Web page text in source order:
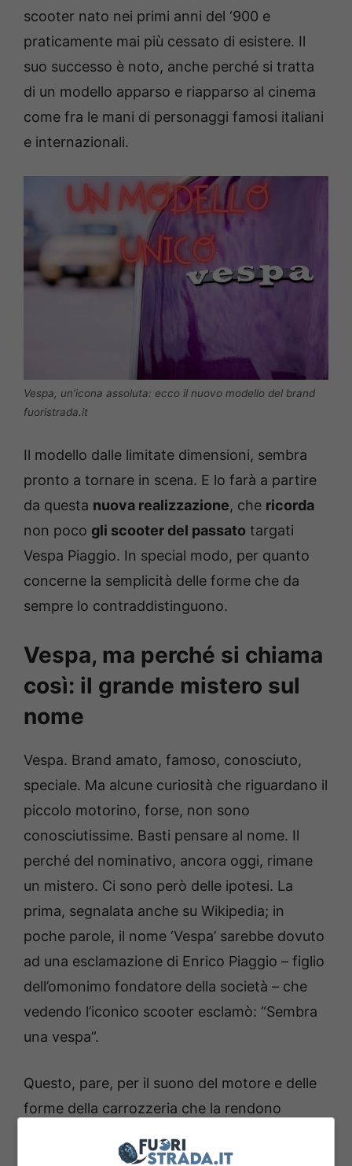
scooter nato nei primi anni del ‘900 e
praticamente mai più cessato di esistere. Il
suo successo è noto, anche perché si tratta
di un modello apparso e riapparso al cinema
come fra le mani di personaggi famosi italiani
e internazionali.
Vespa, un’icona assoluta: ecco il nuovo modello del brand
fuoristrada.it
Il modello dalle limitate dimensioni, sembra
pronto a tornare in scena. E lo farà a partire
da questa nuova realizzazione, che ricorda
non poco gli scooter del passato targati
Vespa Piaggio. In special modo, per quanto
concerne la semplicità delle forme che da
sempre lo contraddistinguono.
Vespa, ma perché si chiama
così: il grande mistero sul
nome
Vespa. Brand amato, famoso, conosciuto,
speciale. Ma alcune curiosità che riguardano il
piccolo motorino, forse, non sono
conosciutissime. Basti pensare al nome. Il
perché del nominativo, ancora oggi, rimane
un mistero. Ci sono però delle ipotesi. La
prima, segnalata anche su Wikipedia; in
poche parole, il nome ‘Vespa’ sarebbe dovuto
ad una esclamazione di Enrico Piaggio – figlio
dell’omonimo fondatore della società – che
vedendo l’iconico scooter esclamò: “Sembra
una vespa”.
Questo, pare, per il suono del motore e delle
forme della carrozzeria che la rendono
un’altra teoria, sempre legata alle forme, che